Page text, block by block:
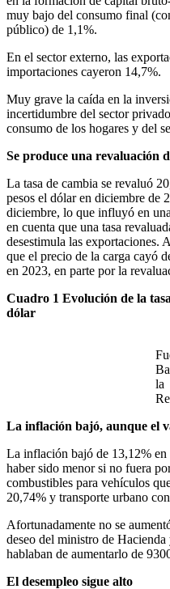
muy bajo del consumo final
público) de 1,1%.
En el sector externo, las
importaciones cayeron 14,7%.
Muy grave la caída en la
incertidumbre del sector
consumo de los hogares y del
Se produce una revaluación
La tasa de cambia se revaluó
pesos el dólar en diciembre de
diciembre, lo que influyó en
en cuenta que una tasa
desestimula las exportaciones.
que el precio de la carga cayó
en 2023, en parte por la
Cuadro 1 Evolución de la
dólar
la
La inflación bajó, aunque el
La inflación bajó de 13,12%
haber sido menor si no fuera
combustibles para vehículos
20,74% y transporte urbano
Afortunadamente no se
deseo del ministro de
hablaban de aumentarlo de
El desempleo sigue alto